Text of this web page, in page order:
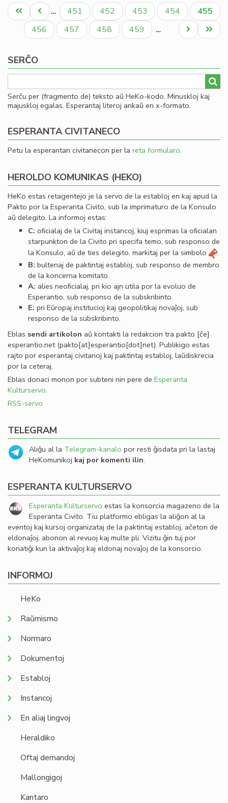
en
la
Pagination
Unua
paĝo
Antaŭa
paĝo
… Paĝo
451 Paĝo
452 Paĝo
453 Paĝo
454
Aktuala
paĝo
455
Paĝo
456 Paĝo
457 Paĝo
458 Paĝo
459 …
Last
page
Next
page
SERĈO
Serĉu per (fragmento de) teksto aŭ HeKo-kodo. Minuskloj kaj
majuskloj egalas. Esperantaj literoj ankaŭ en x-formato.
ESPERANTA CIVITANECO
Petu la esperantan civitanecon per la reta formularo.
HEROLDO KOMUNIKAS (HEKO)
HeKo estas retagentejo je la servo de la establoj en kaj apud la
Pakto por la Esperanta Civito, sub la imprimaturo de la Konsulo
aŭ delegito. La informoj estas:
C: oﬁcialaj de la Civitaj instancoj, kiuj esprimas la oﬁcialan
starpunkton de la Civito pri specifa temo, sub responso de
la Konsulo, aŭ de ties delegito, markitaj per la simbolo
.
B: bultenaj de paktintaj establoj, sub responso de membro
de la koncerna komitato.
A: alies neoﬁcialaj, pri kio ajn utila por la evoluo de
Esperantio, sub responso de la subskribinto.
E: pri Eŭropaj institucioj kaj geopolitikaj novaĵoj, sub
responso de la subskribinto.
Eblas sendi artikolon aŭ kontakti la redakcion tra pakto [ĉe]
esperantio.net(pakto[at]esperantio[dot]net). Publikigo estas
rajto por esperantaj civitanoj kaj paktintaj establoj, laŭdiskrecia
por la ceteraj.
Eblas donaci monon por subteni nin pere de Esperanta
Kulturservo.
RSS-servo
TELEGRAM
Aliĝu al la Telegram-kanalo por resti ĝisdata pri la lastaj
HeKomunikoj kaj por komenti ilin.
ESPERANTA KULTURSERVO
Esperanta Kulturservo estas la konsorcia magazeno de la
Esperanta Civito. Tiu platformo ebligas la aliĝon al la
eventoj kaj kursoj organizataj de la paktintaj establoj, aĉeton de
eldonaĵoj, abonon al revuoj kaj multe pli. Vizitu ĝin tuj por
konatiĝi kun la aktivaĵoj kaj eldonaj novaĵoj de la konsorcio.
INFORMOJ
HeKo
Raŭmismo
Normaro
Dokumentoj
Establoj
Instancoj
En aliaj lingvoj
Heraldiko
Oftaj demandoj
Mallongigoj
Kantaro